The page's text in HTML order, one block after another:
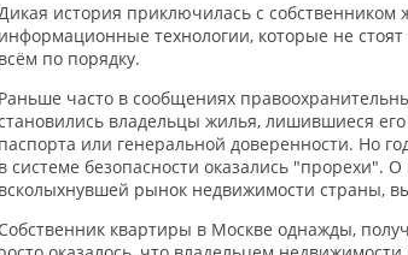
история приключилась с собственником
информационные технологии, которые не
всём по порядку.
Раньше часто в сообщениях
владельцы жилья, лишившиеся
паспорта или генеральной доверенности. Но
в системе безопасности оказались "прорехи".
всколыхнувшей рынок недвижимости страны,
Собственник квартиры в Москве однажды,